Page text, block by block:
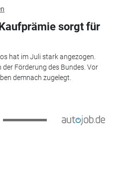
sorgt für
hat im Juli stark angezogen.
Förderung des Bundes. Vor
demnach zugelegt.